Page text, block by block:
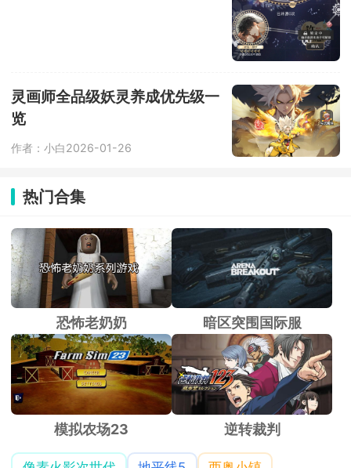
灵画师全品级妖灵养成优先级一
览
作者：小白2026-01-26
热门合集
恐怖老奶奶 暗区突围国际服
模拟农场23 逆转裁判